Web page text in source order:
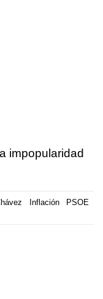
impopularidad
Inflación
PSOE